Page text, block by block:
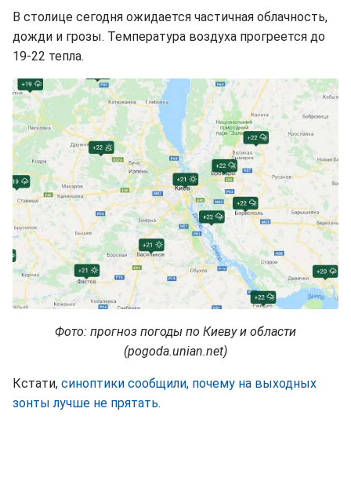
В столице сегодня ожидается частичная облачность,
дожди и грозы. Температура воздуха прогреется до
19-22 тепла.
Фото: прогноз погоды по Киеву и области
(pogoda.unian.net)
Кстати, синоптики сообщили, почему на выходных
зонты лучше не прятать.